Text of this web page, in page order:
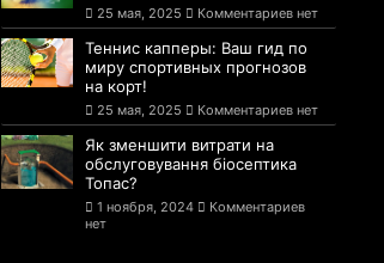
25 мая, 2025 Комментариев нет
Теннис капперы: Ваш гид по
миру спортивных прогнозов
на корт!
25 мая, 2025 Комментариев нет
Як зменшити витрати на
обслуговування біосептика
Топас?
1 ноября, 2024
Комментариев
нет